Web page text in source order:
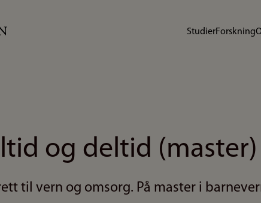
StudierForskning
og deltid (master)
til vern og omsorg. På master i